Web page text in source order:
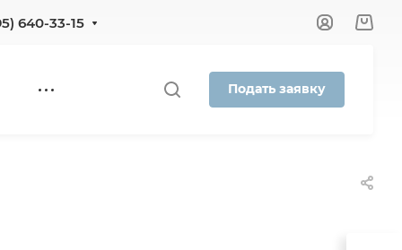
640-33-15
Подать заявку